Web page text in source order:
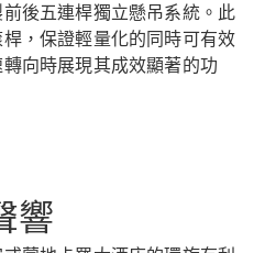
後五連桿獨立懸吊系統。此
，保證輕量化的同時可有效
向時展現其成效顯著的功
響